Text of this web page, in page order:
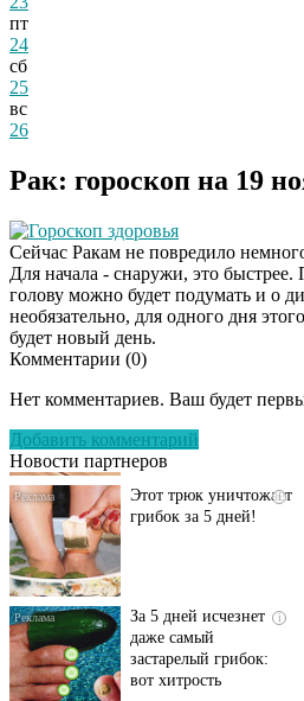
пт
24
сб
25
вс
26
Рак: гороскоп на 19
Гороскоп здоровья
Сейчас Ракам не повредило
Для начала - снаружи, это
голову можно будет подумать и о
необязательно, для одного дня
будет новый день.
Комментарии (0)
Нет комментариев. Ваш будет
Добавить комментарий
Новости партнеров
Даже самый
исчезнет с корнем,
грибок за 5 дней!
даже самый
застарелый грибок:
вот хитрость